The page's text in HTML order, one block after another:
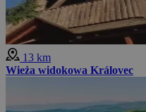
13 km
Wieża widokowa Královec